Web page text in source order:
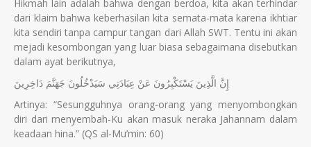
Hikmah lain adalah bahwa dengan berdoa, kita akan terhindar
dari klaim bahwa keberhasilan kita semata-mata karena ikhtiar
kita sendiri tanpa campur tangan dari Allah SWT. Tentu ini akan
mejadi kesombongan yang luar biasa sebagaimana disebutkan
dalam ayat berikutnya,
إِنَّ الَّذِينَ يَسْتَكْبِرُونَ عَنْ عِبَادَتِي سَيَدْخُلُونَ جَهَنَّمَ دَاخِرِينَ
Artinya: “Sesungguhnya orang-orang yang menyombongkan
diri dari menyembah-Ku akan masuk neraka Jahannam dalam
keadaan hina.” (QS al-Mu’min: 60)